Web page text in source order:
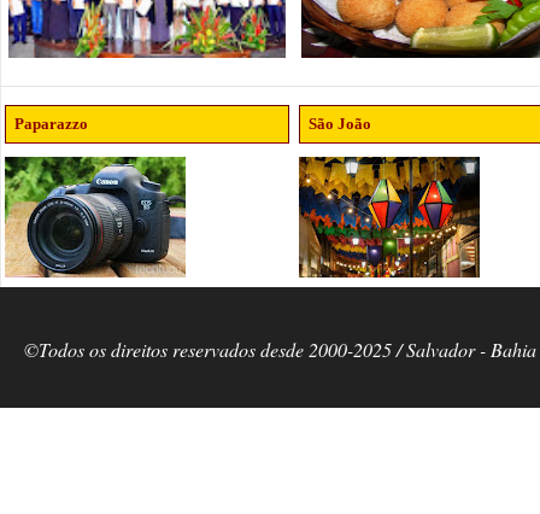
Paparazzo São João
©Todos os direitos reservados desde 2000-2025 / Salvador -